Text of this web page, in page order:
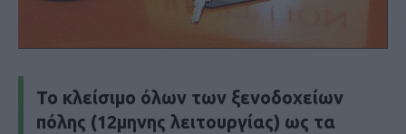
Το κλείσιμο όλων των ξενοδοχείων
πόλης (12μηνης λειτουργίας) ως τα